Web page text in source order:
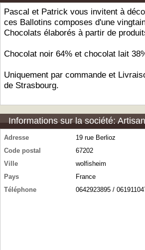
Pascal et Patrick vous invitent à
ces Ballotins composes d'une
Chocolats élaborés à partir de
Chocolat noir 64% et chocolat lait
Uniquement par commande et
de Strasbourg.
Informations sur la société:
Adresse
19 rue Berlioz
Code postal
67202
Ville
wolfisheim
Pays
France
Téléphone
0642923895 /